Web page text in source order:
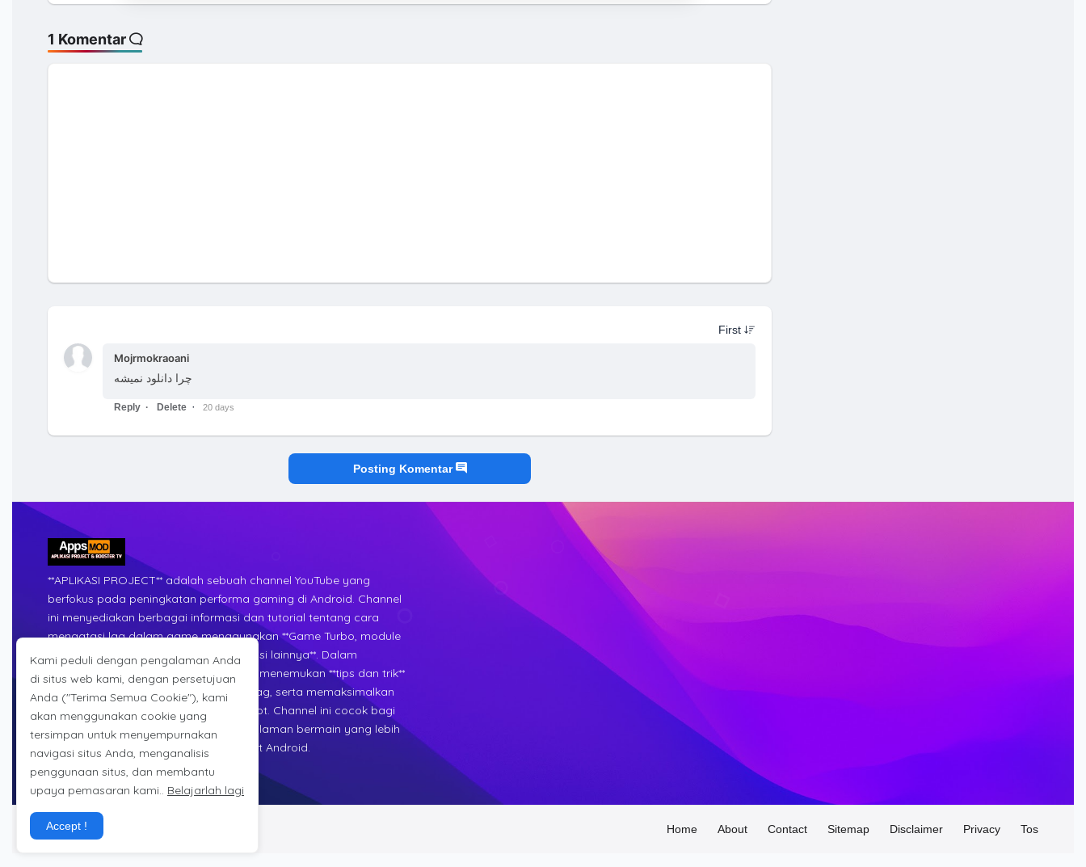
1 Komentar
Mojrmokraoani
چرا دانلود نمیشه
Reply Delete 20 days
Posting Komentar
**APLIKASI PROJECT** adalah sebuah channel YouTube yang
berfokus pada peningkatan performa gaming di Android. Channel
ini menyediakan berbagai informasi dan tutorial tentang cara
mengatasi lag dalam game menggunakan **Game Turbo, module
gaming no root, serta berbagai optimasi lainnya**. Dalam
**APLIKASI PROJECT**, penonton dapat menemukan **tips dan trik**
untuk meningkatkan FPS, mengurangi lag, serta memaksimalkan
kinerja perangkat tanpa perlu akses root. Channel ini cocok bagi
gamer yang ingin mendapatkan pengalaman bermain yang lebih
lancar dan stabil di berbagai perangkat Android.
@2025 Aplikasi Project Home About Contact Sitemap Disclaimer Privacy Tos
Kami peduli dengan pengalaman Anda
di situs web kami, dengan persetujuan
Anda ("Terima Semua Cookie"), kami
akan menggunakan cookie yang
tersimpan untuk menyempurnakan
navigasi situs Anda, menganalisis
penggunaan situs, dan membantu
upaya pemasaran kami.. Belajarlah lagi
Accept !
⚡ XARENA GAME TURBO X 2026 TERBARU |
PERFORMA MELEDAK untuk SEMUA DEVICE 🔥